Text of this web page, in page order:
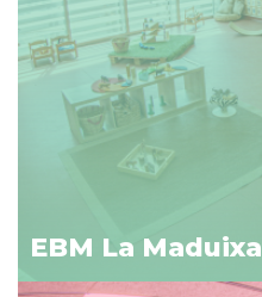
EBM La Maduixa